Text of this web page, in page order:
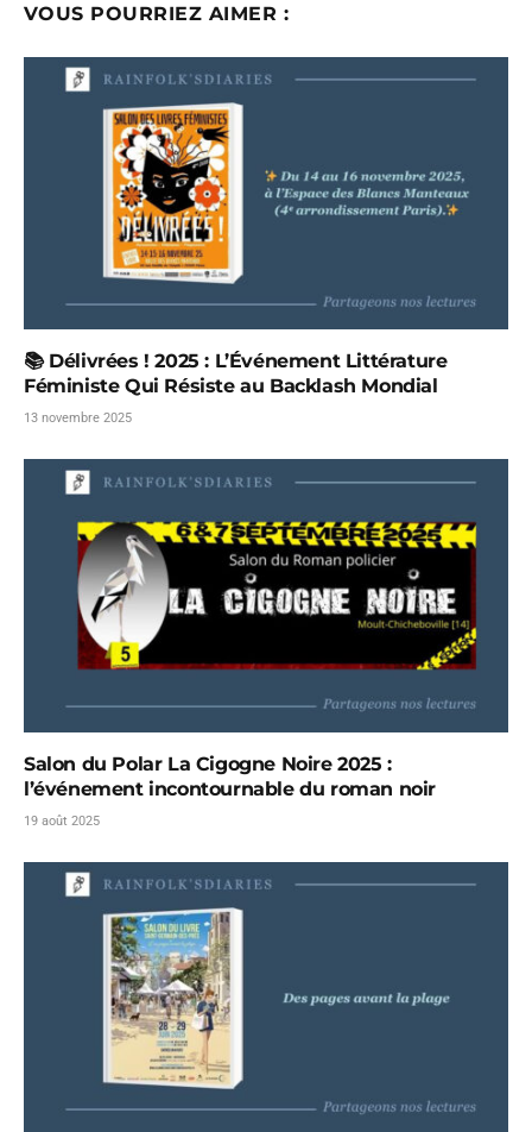
VOUS POURRIEZ AIMER :
📚 Délivrées ! 2025 : L’Événement Littérature
Féministe Qui Résiste au Backlash Mondial
13 novembre 2025
Salon du Polar La Cigogne Noire 2025 :
l’événement incontournable du roman noir
19 août 2025